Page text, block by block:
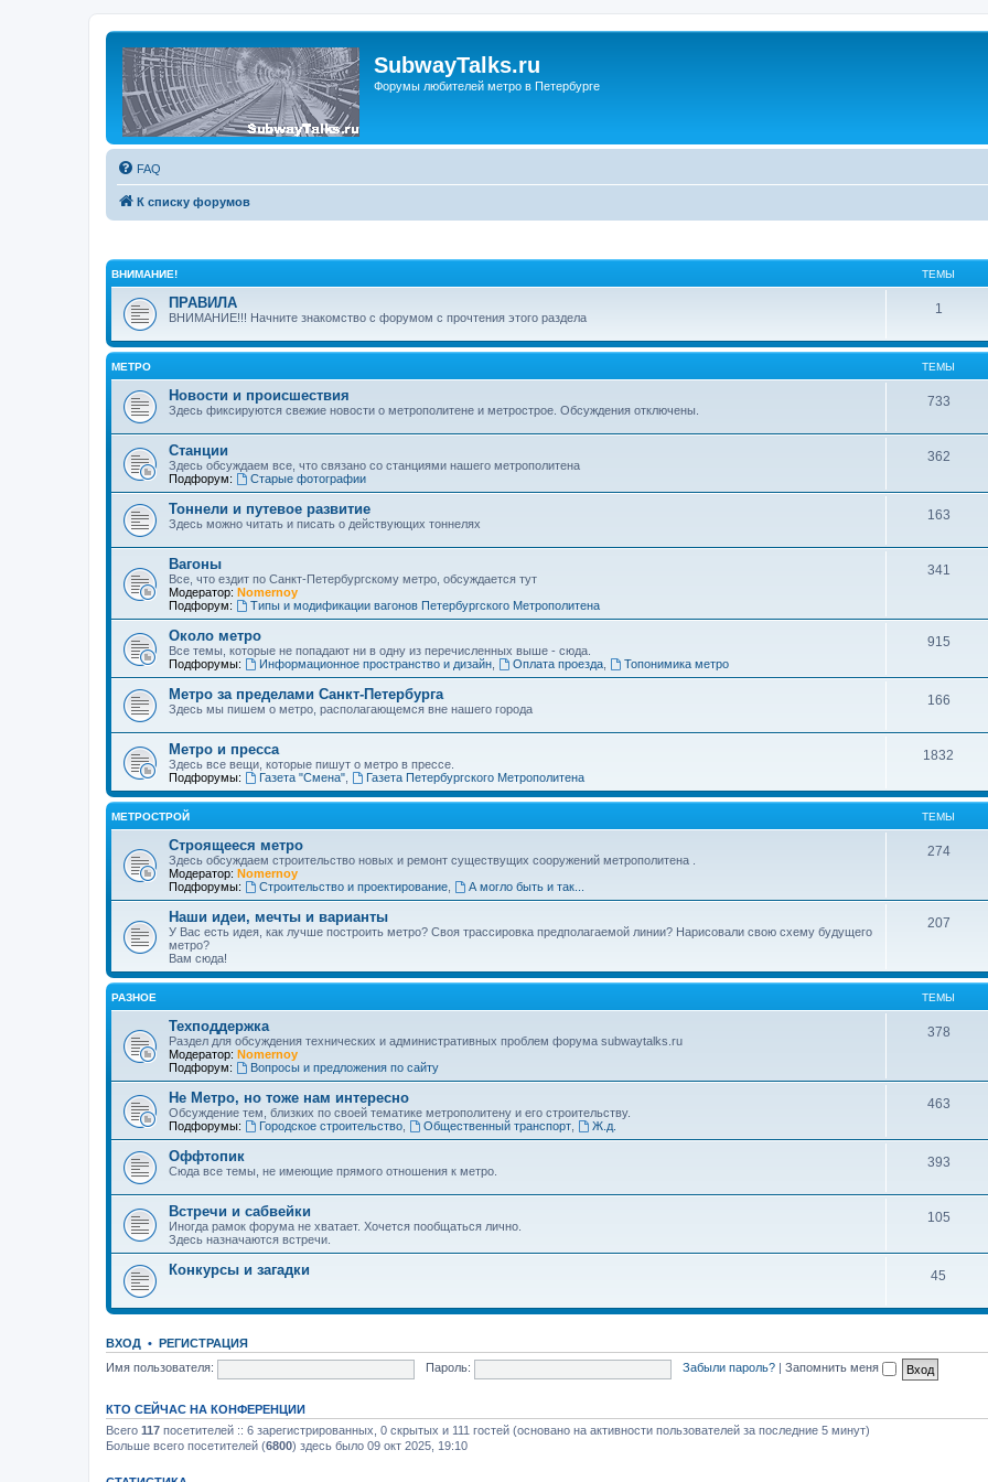
SubwayTalks.ru
Форумы любителей метро в Петербурге
FAQ
К списку форумов
ВНИМАНИЕ! ТЕМЫ
ПРАВИЛА
ВНИМАНИЕ!!! Начните знакомство с форумом с прочтения этого раздела
1
МЕТРО ТЕМЫ
Новости и происшествия
Здесь фиксируются свежие новости о метрополитене и метрострое. Обсуждения отключены.
733
Станции
Здесь обсуждаем все, что связано со станциями нашего метрополитена
Подфорум:
Старые фотографии
362
Тоннели и путевое развитие
Здесь можно читать и писать о действующих тоннелях
163
Вагоны
Все, что ездит по Санкт-Петербургскому метро, обсуждается тут
Модератор: Nomernoy
Подфорум:
Типы и модификации вагонов Петербургского Метрополитена
341
Около метро
Все темы, которые не попадают ни в одну из перечисленных выше - сюда.
Подфорумы:
Информационное пространство и дизайн, Оплата проезда, Топонимика метро
915
Метро за пределами Санкт-Петербурга
Здесь мы пишем о метро, располагающемся вне нашего города
166
Метро и пресса
Здесь все вещи, которые пишут о метро в прессе.
Подфорумы:
Газета "Смена", Газета Петербургского Метрополитена
1832
МЕТРОСТРОЙ ТЕМЫ
Строящееся метро
Здесь обсуждаем строительство новых и ремонт существущих сооружений метрополитена .
Модератор: Nomernoy
Подфорумы:
Строительство и проектирование, А могло быть и так...
274
Наши идеи, мечты и варианты
У Вас есть идея, как лучше построить метро? Своя трассировка предполагаемой линии? Нарисовали свою схему будущего
метро?
Вам сюда!
207
РАЗНОЕ ТЕМЫ
Техподдержка
Раздел для обсуждения технических и административных проблем форума subwaytalks.ru
Модератор: Nomernoy
Подфорум:
Вопросы и предложения по сайту
378
Не Метро, но тоже нам интересно
Обсуждение тем, близких по своей тематике метрополитену и его строительству.
Подфорумы:
Городское строительство, Общественный транспорт, Ж.д.
463
Оффтопик
Сюда все темы, не имеющие прямого отношения к метро.
393
Встречи и сабвейки
Иногда рамок форума не хватает. Хочется пообщаться лично.
Здесь назначаются встречи.
105
Конкурсы и загадки 45
ВХОД • РЕГИСТРАЦИЯ
Имя пользователя:
Пароль: Забыли пароль? Запомнить меня
КТО СЕЙЧАС НА КОНФЕРЕНЦИИ
Всего 117 посетителей :: 6 зарегистрированных, 0 скрытых и 111 гостей (основано на активности пользователей за последние 5 минут)
Больше всего посетителей (6800) здесь было 09 окт 2025, 19:10